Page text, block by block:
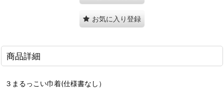
お気に入り登録
商品詳細
３まるっこい巾着(仕様書なし）